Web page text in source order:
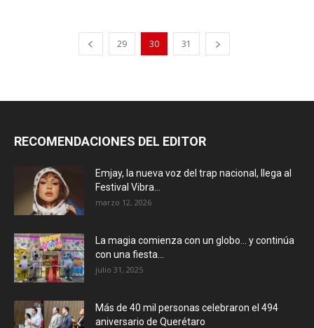
29 30 31
RECOMENDACIONES DEL EDITOR
Emjay, la nueva voz del trap nacional, llega al
Festival Vibra...
marzo 12, 2026
La magia comienza con un globo… y continúa
con una fiesta...
julio 31, 2025
Más de 40 mil personas celebraron el 494
aniversario de Querétaro